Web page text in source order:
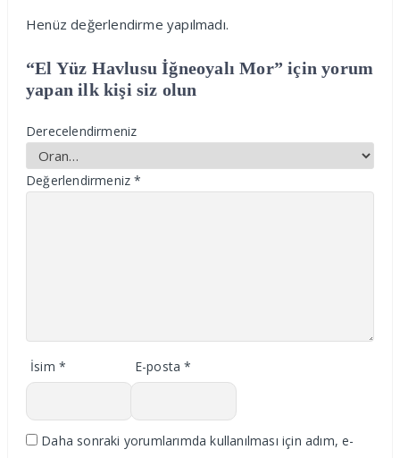
Henüz değerlendirme yapılmadı.
“El Yüz Havlusu İğneoyalı Mor” için yorum
yapan ilk kişi siz olun
Derecelendirmeniz
Değerlendirmeniz*
İsim * E-posta*
Daha sonraki yorumlarımda kullanılması için adım, e-